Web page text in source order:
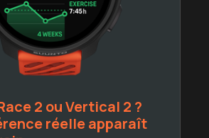
2 ou Vertical 2 ?
réelle apparaît